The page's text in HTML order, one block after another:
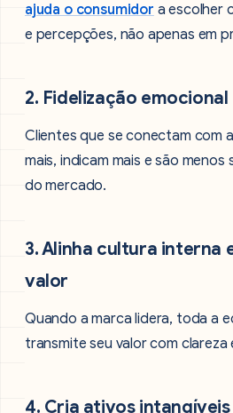
ajuda o consumidor a escolher
e percepções, não apenas em
2. Fidelização emocional
Clientes que se conectam com
mais, indicam mais e são menos
do mercado.
3. Alinha cultura interna
valor
Quando a marca lidera, toda a
transmite seu valor com
4. Cria ativos